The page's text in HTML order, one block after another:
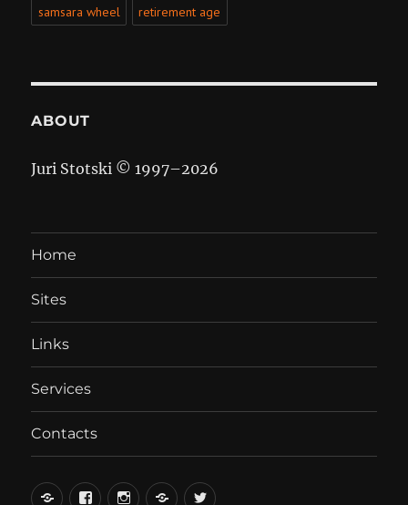
samsara wheel retirement age
ABOUT
Juri Stotski © 1997–2026
Home
Sites
Links
Services
Contacts
вКонтакте
FacebookInstagramLiveJournal
Twitter